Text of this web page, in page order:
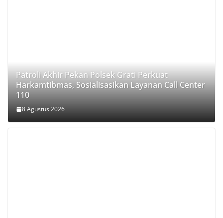
Patroli Akhir Pekan Polsek Grati Perkuat
Harkamtibmas, Sosialisasikan Layanan Call Center
110
8 Agustus 2026